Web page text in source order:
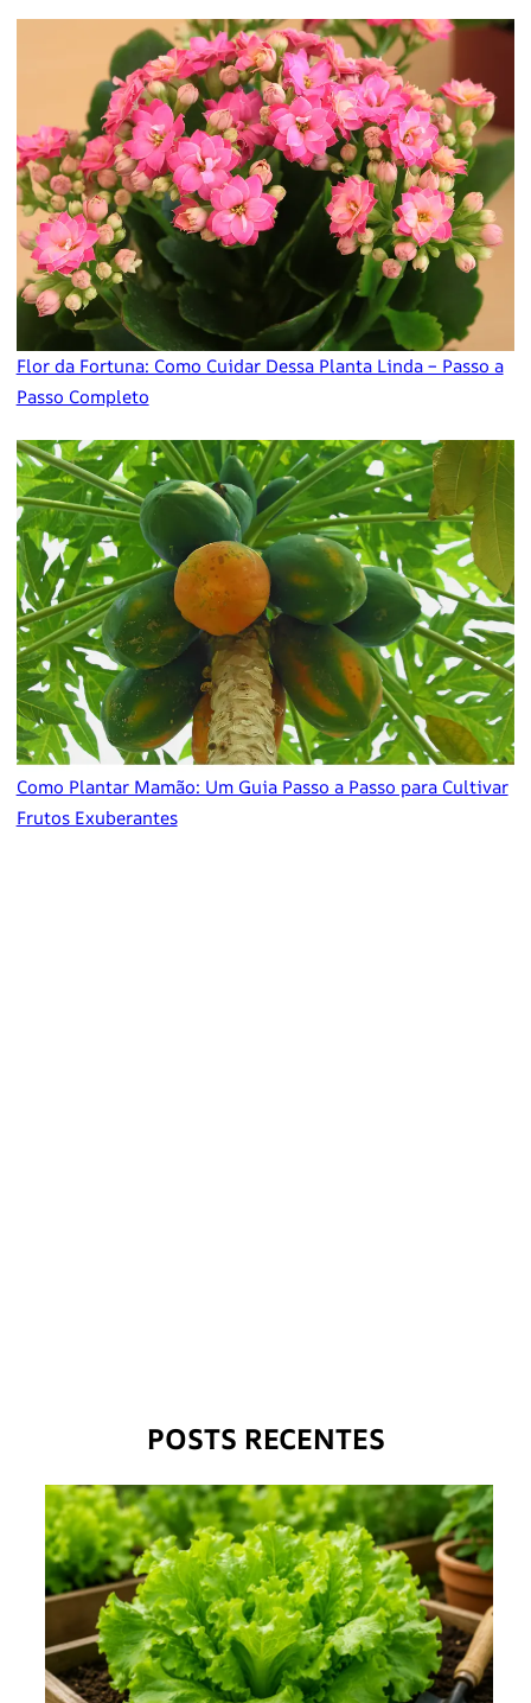
Flor da Fortuna: Como Cuidar Dessa Planta Linda – Passo a
Passo Completo
Como Plantar Mamão: Um Guia Passo a Passo para Cultivar
Frutos Exuberantes
POSTS RECENTES